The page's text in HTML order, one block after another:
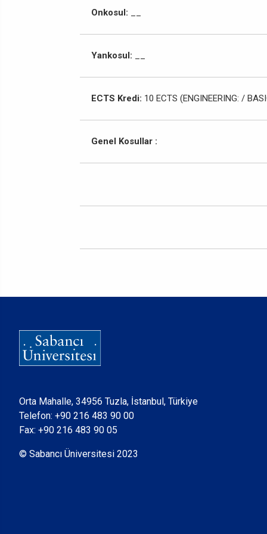
Onkosul:
Yankosul:
ECTS Kredi: 10 ECTS (ENGINEERING: /
Genel Kosullar :
Orta Mahalle, 34956 Tuzla, İstanbul, Türkiye
Telefon: +90 216 483 90 00
Fax: +90 216 483 90 05
© Sabancı Üniversitesi 2023